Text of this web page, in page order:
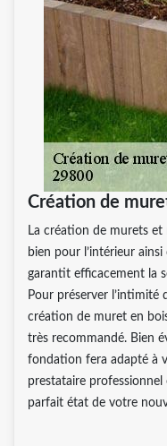
Création de
La création de murets
bien pour l’intérieur ainsi
garantit efficacement la
Pour préserver l’intimité
création de muret en
très recommandé. Bien
fondation fera adapté à
prestataire
parfait état de votre